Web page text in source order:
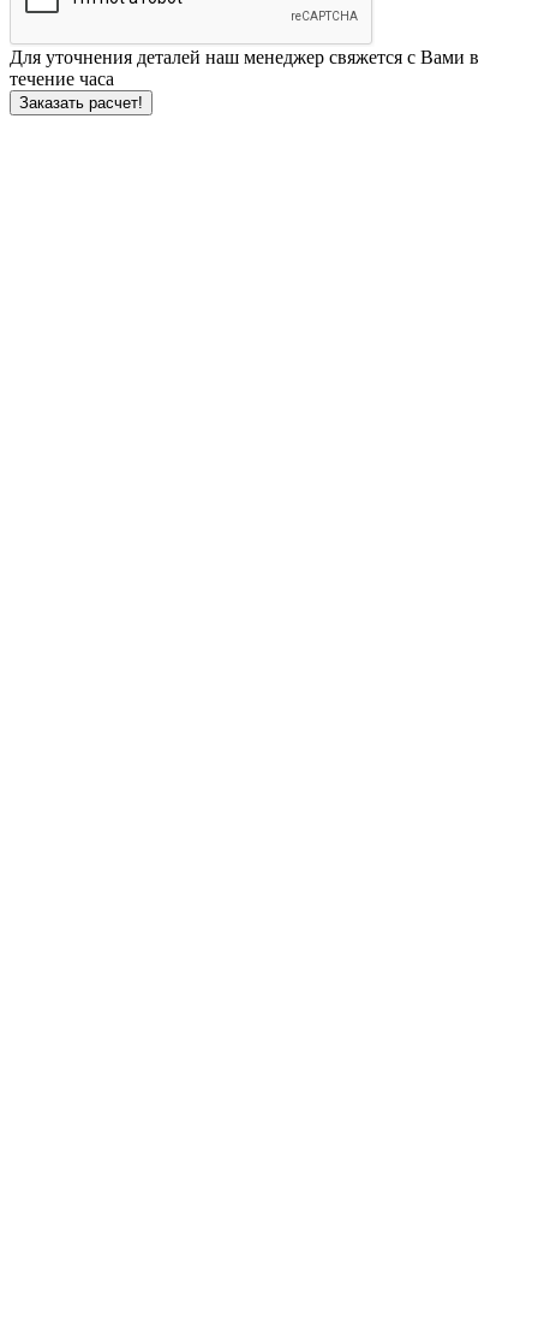
Для уточнения деталей наш менеджер свяжется с Вами в
течение часа
Заказать расчет!